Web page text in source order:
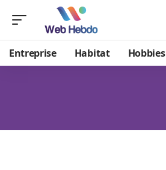
Entreprise Habitat Hobbies